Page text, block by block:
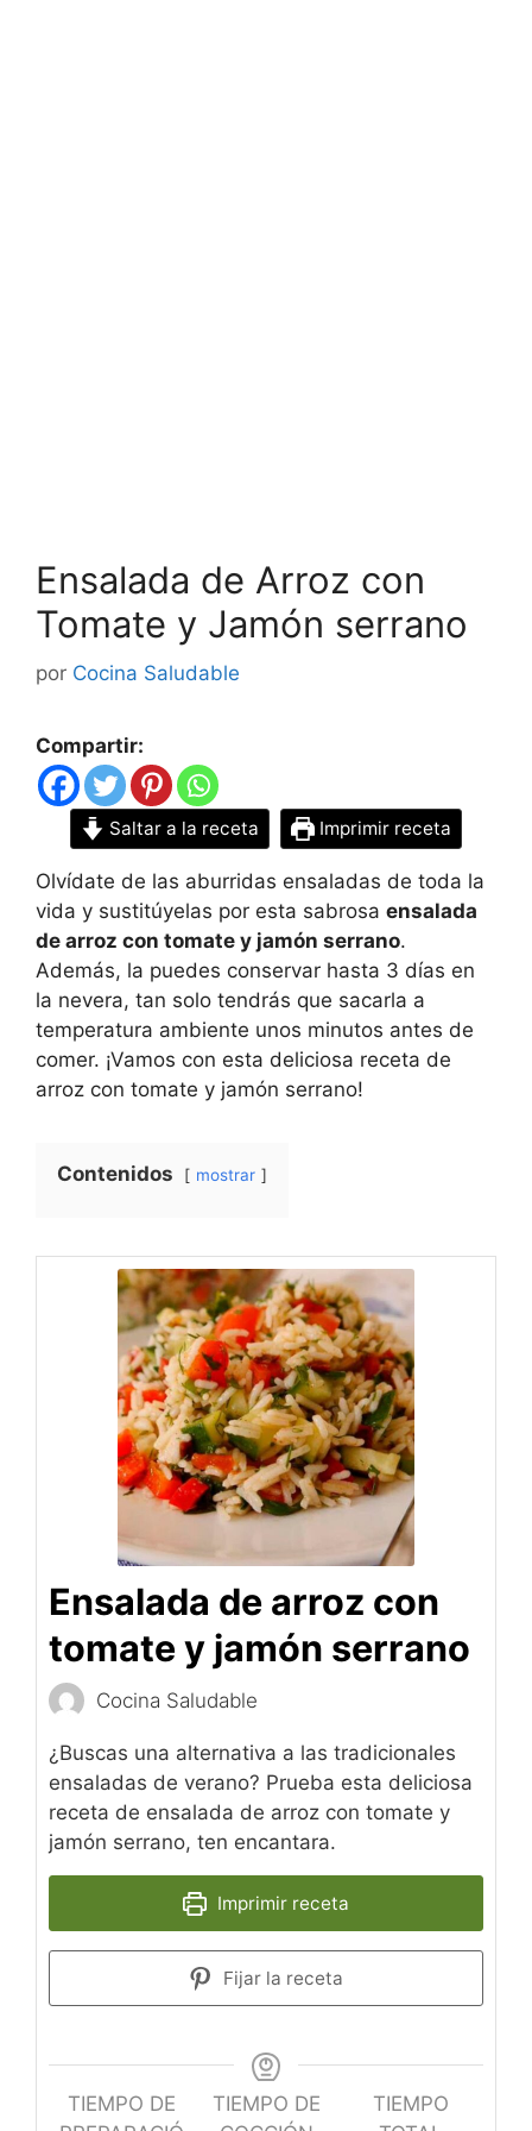
Ensalada de Arroz con
Tomate y Jamón serrano
por Cocina Saludable
Compartir:
Saltar a la receta Imprimir receta
Olvídate de las aburridas ensaladas de toda la
vida y sustitúyelas por esta sabrosa ensalada
de arroz con tomate y jamón serrano.
Además, la puedes conservar hasta 3 días en
la nevera, tan solo tendrás que sacarla a
temperatura ambiente unos minutos antes de
comer. ¡Vamos con esta deliciosa receta de
arroz con tomate y jamón serrano!
Contenidos mostrar
Ensalada de arroz con
tomate y jamón serrano
Cocina Saludable
¿Buscas una alternativa a las tradicionales
ensaladas de verano? Prueba esta deliciosa
receta de ensalada de arroz con tomate y
jamón serrano, ten encantara.
Imprimir receta
Fijar la receta
TIEMPO DE
TIEMPO DE
TIEMPO